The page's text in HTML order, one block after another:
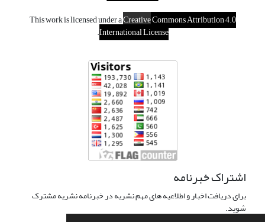
This work is licensed under aCreativeCommons Attribution 4.0
International License
.
اشتراک خبرنامه
برای دریافت اخبار و اطلاعیه های مهم نشریه در خبرنامه نشریه مشترک
شوید.